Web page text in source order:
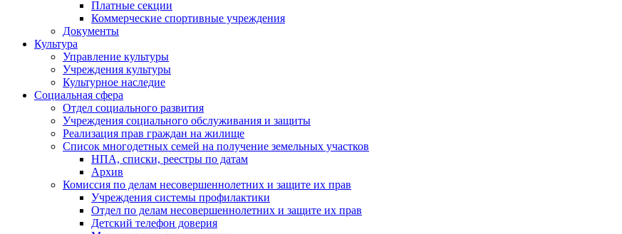
Платные секции
Коммерческие спортивные учреждения
Документы
Культура
Управление культуры
Учреждения культуры
Культурное наследие
Социальная сфера
Отдел социального развития
Учреждения социального обслуживания и защиты
Реализация прав граждан на жилище
Список многодетных семей на получение земельных участков
НПА, списки, реестры по датам
Архив
Комиссия по делам несовершеннолетних и защите их прав
Учреждения системы профилактики
Отдел по делам несовершеннолетних и защите их прав
Детский телефон доверия